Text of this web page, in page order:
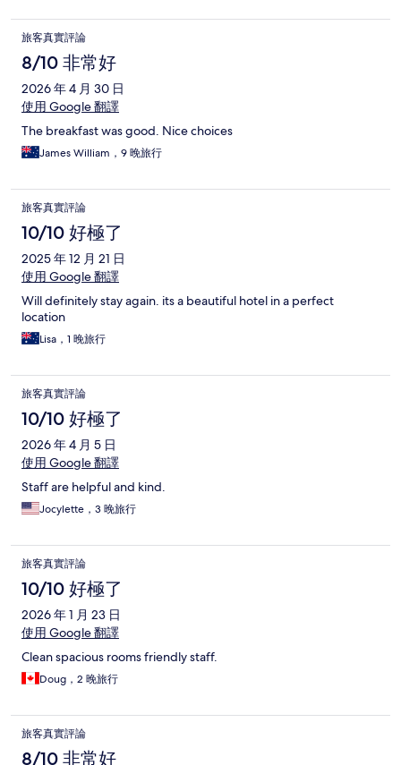
旅客真實評論
8/10 非常好
2026 年 4 月 30 日
使用 Google 翻譯
The breakfast was good. Nice choices
James William，9 晚旅行
旅客真實評論
10/10 好極了
2025 年 12 月 21 日
使用 Google 翻譯
Will definitely stay again. its a beautiful hotel in a perfect
location
Lisa，1 晚旅行
旅客真實評論
10/10 好極了
2026 年 4 月 5 日
使用 Google 翻譯
Staff are helpful and kind.
Jocylette，3 晚旅行
旅客真實評論
10/10 好極了
2026 年 1 月 23 日
使用 Google 翻譯
Clean spacious rooms friendly staff.
Doug，2 晚旅行
旅客真實評論
8/10 非常好